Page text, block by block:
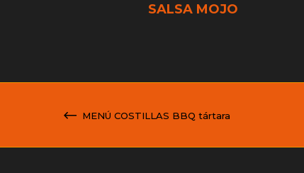
SALSA MOJO
MENÚ COSTILLAS BBQ tártara